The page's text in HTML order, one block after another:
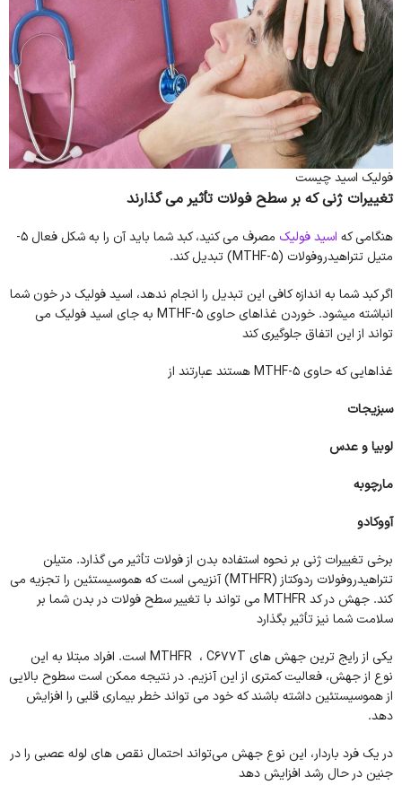
فولیک اسید چیست
تغییرات ژنی که بر سطح فولات تأثیر می گذارند
هنگامی که اسید فولیک
مصرف می کنید، کبد شما باید آن را به شکل فعال 5-
متیل تتراهیدروفولات (5-MTHF) تبدیل کند.
اگر کبد شما به اندازه کافی این تبدیل را انجام ندهد، اسید فولیک در خون شما
انباشته میشود. خوردن غذاهای حاوی 5-MTHF به جای اسید فولیک می
تواند از این اتفاق جلوگیری کند
غذاهایی که حاوی 5-MTHF هستند عبارتند از
سبزیجات
لوبیا و عدس
مارچوبه
آووکادو
برخی تغییرات ژنی بر نحوه استفاده بدن از فولات تأثیر می گذارد. متیلن
تتراهیدروفولات ردوکتاز (MTHFR) آنزیمی است که هموسیستئین را تجزیه می
کند. جهش در کد MTHFR می تواند با تغییر سطح فولات در بدن شما بر
سلامت شما نیز تأثیر بگذارد
یکی از رایج ترین جهش های MTHFR ، C677T است. افراد مبتلا به این
نوع از جهش، فعالیت کمتری از این آنزیم. در نتیجه ممکن است سطوح بالایی
از هموسیستئین داشته باشند که خود می تواند خطر بیماری قلبی را افزایش
دهد.
در یک فرد باردار، این نوع جهش می‌تواند احتمال نقص های لوله عصبی را در
جنین در حال رشد افزایش دهد